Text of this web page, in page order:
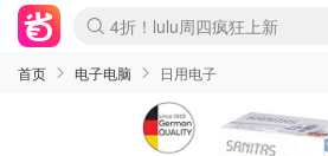
Boticinal 夏促开抢！
4折！lulu周四疯狂上新
还没结束！&OtherStories大促
Joybuy变相75折 随时失效
速领！Stanley独家85折
疑似霸哥！Camper额外叠85折
Zalando 奥莱闪促！每日更新
Moncler反季囤！5折起+叠9折
Coach Brooklyn仅€192
首页 电子电脑 日用电子